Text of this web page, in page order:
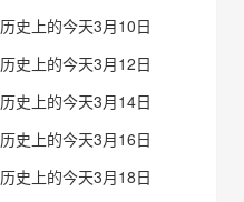
历史上的今天3月10日
历史上的今天3月12日
历史上的今天3月14日
历史上的今天3月16日
历史上的今天3月18日